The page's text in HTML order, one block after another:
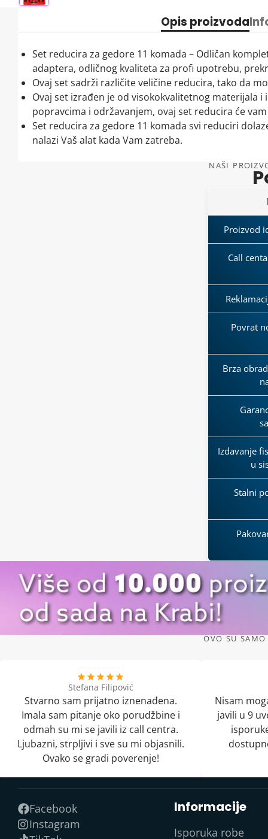
Opis proizvoda
Set reducira za gedore 11 komada – Odličan
adaptera, odličnog kvaliteta za profi upotrebu,
Ovaj set sadrži različite veličine reducira, tako da
Ovaj set izrađen je od visokokvalitetnog materijala
popravcima i održavanjem, ovaj set reducira će
Set reducira za gedore 11 komada svi reduciri
nalazi Vaš alat kada Vam zatreba.
NAŠI
Proizvod
Call
Povrat
Brza
Izdavanje
u
Stalni
OVO SU
Stefana Filipović
Stvarno sam prijatno iznenađena.
Imala sam pitanje oko porudžbine i
odmah su mi se javili iz call centra.
Ljubazni, strpljivi i sve su mi objasnili.
Ovako se gradi poverenje!
Nisam
javili u 9
Facebook
Instagram
Informacije
Isporuka robe